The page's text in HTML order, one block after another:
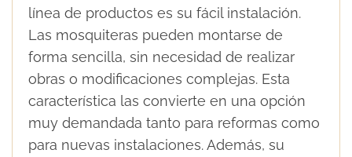
línea de productos es su fácil instalación.
Las mosquiteras pueden montarse de
forma sencilla, sin necesidad de realizar
obras o modificaciones complejas. Esta
característica las convierte en una opción
muy demandada tanto para reformas como
para nuevas instalaciones. Además, su